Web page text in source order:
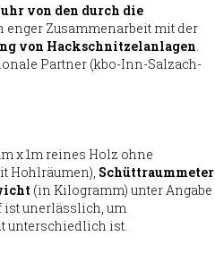
von den durch die
enger Zusammenarbeit mit der
von Hackschnitzelanlagen
Partner (kbo-Inn-Salzach-
x 1m reines Holz ohne
Hohlräumen), Schüttraummeter
(in Kilogramm) unter Angabe
ist unerlässlich, um
unterschiedlich ist.